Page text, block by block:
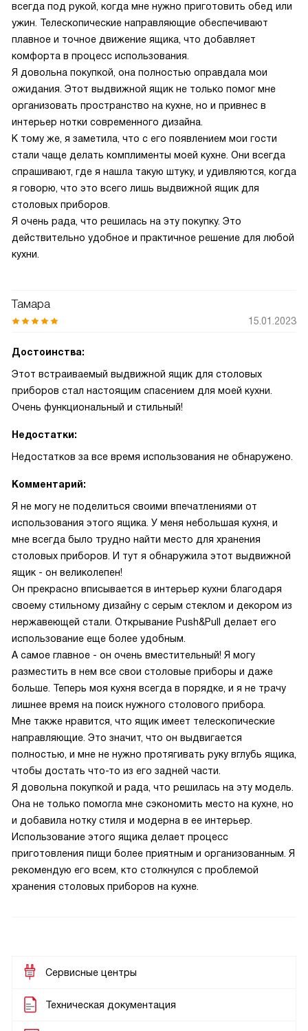
всегда под рукой, когда мне нужно приготовить обед или
ужин. Телескопические направляющие обеспечивают
плавное и точное движение ящика, что добавляет
комфорта в процесс использования.
Я довольна покупкой, она полностью оправдала мои
ожидания. Этот выдвижной ящик не только помог мне
организовать пространство на кухне, но и привнес в
интерьер нотки современного дизайна.
К тому же, я заметила, что с его появлением мои гости
стали чаще делать комплименты моей кухне. Они всегда
спрашивают, где я нашла такую штуку, и удивляются, когда
я говорю, что это всего лишь выдвижной ящик для
столовых приборов.
Я очень рада, что решилась на эту покупку. Это
действительно удобное и практичное решение для любой
кухни.
Тамара
15.01.2023
Достоинства:
Этот встраиваемый выдвижной ящик для столовых
приборов стал настоящим спасением для моей кухни.
Очень функциональный и стильный!
Недостатки:
Недостатков за все время использования не обнаружено.
Комментарий:
Я не могу не поделиться своими впечатлениями от
использования этого ящика. У меня небольшая кухня, и
мне всегда было трудно найти место для хранения
столовых приборов. И тут я обнаружила этот выдвижной
ящик - он великолепен!
Он прекрасно вписывается в интерьер кухни благодаря
своему стильному дизайну с серым стеклом и декором из
нержавеющей стали. Открывание Push&Pull делает его
использование еще более удобным.
А самое главное - он очень вместительный! Я могу
разместить в нем все свои столовые приборы и даже
больше. Теперь моя кухня всегда в порядке, и я не трачу
лишнее время на поиск нужного столового прибора.
Мне также нравится, что ящик имеет телескопические
направляющие. Это значит, что он выдвигается
полностью, и мне не нужно протягивать руку вглубь ящика,
чтобы достать что-то из его задней части.
Я довольна покупкой и рада, что решилась на эту модель.
Она не только помогла мне сэкономить место на кухне, но
и добавила нотку стиля и модерна в ее интерьер.
Использование этого ящика делает процесс
приготовления пищи более приятным и организованным. Я
рекомендую его всем, кто столкнулся с проблемой
хранения столовых приборов на кухне.
Сервисные центры
Техническая документация